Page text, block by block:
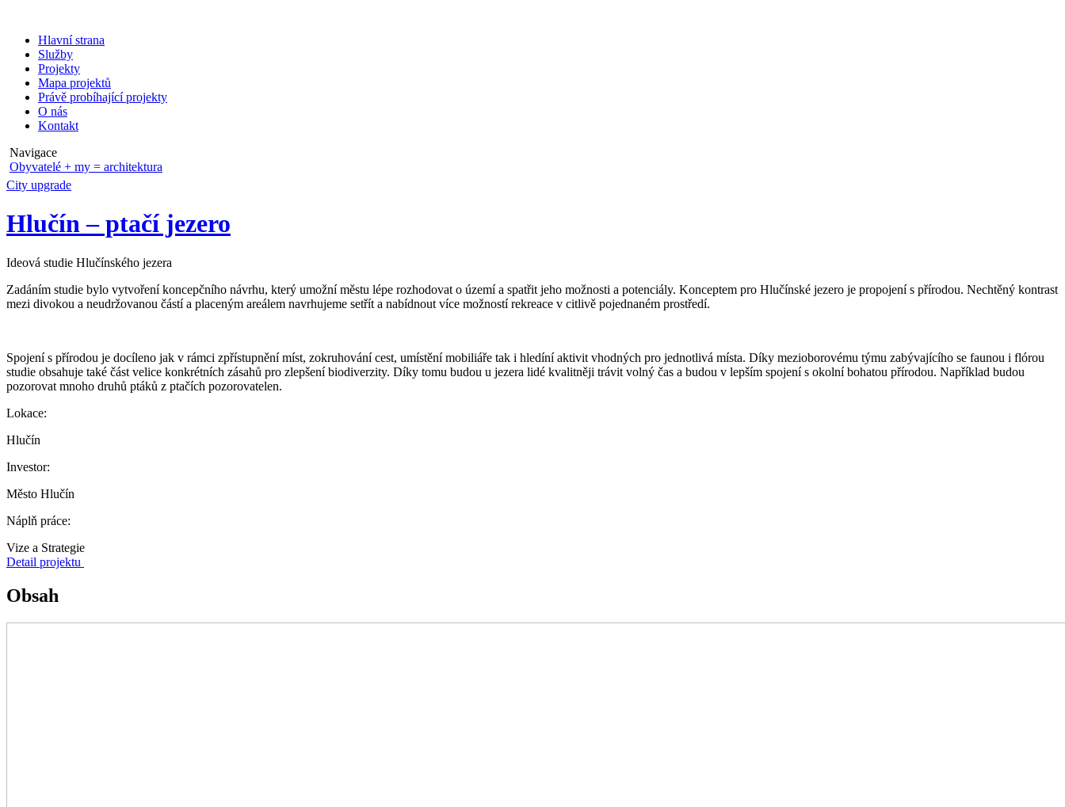
Hlavní strana
Služby
Projekty
Mapa projektů
Právě probíhající projekty
O nás
Kontakt
Navigace
Obyvatelé + my = architektura
City upgrade
Hlučín – ptačí jezero
Ideová studie Hlučínského jezera
Zadáním studie bylo vytvoření koncepčního návrhu, který umožní městu lépe rozhodovat o území a spatřit jeho možnosti a potenciály. Konceptem pro Hlučínské jezero je propojení s přírodou. Nechtěný kontrast
mezi divokou a neudržovanou částí a placeným areálem navrhujeme setřít a nabídnout více možností rekreace v citlivě pojednaném prostředí.
Spojení s přírodou je docíleno jak v rámci zpřístupnění míst, zokruhování cest, umístění mobiliáře tak i hledíní aktivit vhodných pro jednotlivá místa. Díky mezioborovému týmu zabývajícího se faunou i flórou
studie obsahuje také část velice konkrétních zásahů pro zlepšení biodiverzity. Díky tomu budou u jezera lidé kvalitněji trávit volný čas a budou v lepším spojení s okolní bohatou přírodou. Například budou
pozorovat mnoho druhů ptáků z ptačích pozorovatelen.
Lokace:
Hlučín
Investor:
Město Hlučín
Náplň práce:
Vize a Strategie
Detail projektu
Obsah